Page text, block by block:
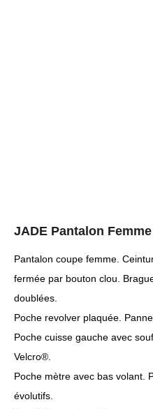
JADE Pantalon
Pantalon coupe femme.
fermée par bouton clou.
doublées.
Poche revolver plaquée.
Poche cuisse gauche avec
Velcro®.
Poche mètre avec bas volant.
évolutifs.